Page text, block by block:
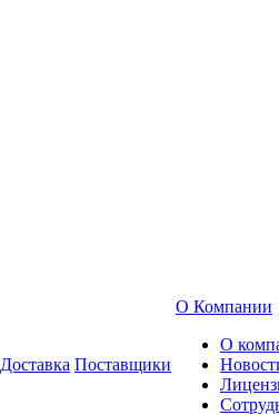
Доставка Поставщики
О Компании
О